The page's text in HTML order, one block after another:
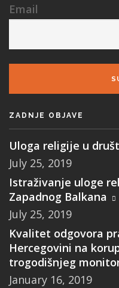
Email
ZADNJE OBJAVE
Uloga religije u
July 25, 2019
Istraživanje uloge
Zapadnog Balkana
July 25, 2019
Kvalitet odgovora
Hercegovini na
trogodišnjeg
January 16, 2019